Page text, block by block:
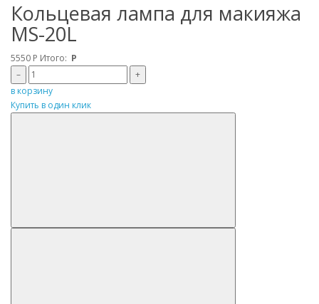
Кольцевая лампа для макияжа
MS-20L
5550 Р Итого: Р
–
+
в корзину
Купить в один клик